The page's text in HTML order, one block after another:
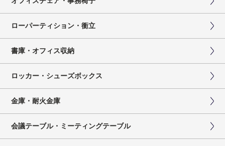
ローパーティション・衝立
書庫・オフィス収納
ロッカー・シューズボックス
金庫・耐火金庫
会議テーブル・ミーティングテーブル